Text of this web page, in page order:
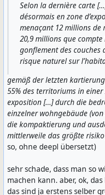
Selon la dernière carte
désormais en zone
menaçant 12 millions de
20,9 millions que
gonflement des couches
risque naturel sur
gemäß der letzten
55% des territoriums in
exposition [...] durch die
einzelner wohngebäude
die kompaktierung und
mittlerweile das größte
so, ohne deepl übersetzt)
sehr schade, dass man so
machen kann. aber, ok,
das sind ja erstens selber